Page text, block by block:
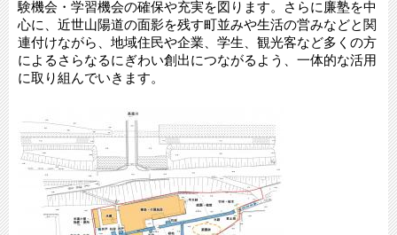
験機会・学習機会の確保や充実を図ります。さらに廉塾を中
心に、近世山陽道の面影を残す町並みや生活の営みなどと関
連付けながら、地域住民や企業、学生、観光客など多くの方
によるさらなるにぎわい創出につながるよう、一体的な活用
に取り組んでいきます。